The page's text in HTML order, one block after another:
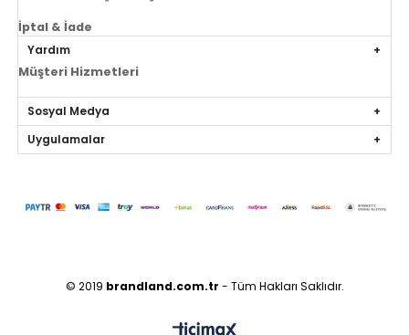
İptal & İade
Yardım
Müşteri Hizmetleri
Sosyal Medya
Uygulamalar
© 2019 brandland.com.tr - Tüm Hakları Saklıdır.